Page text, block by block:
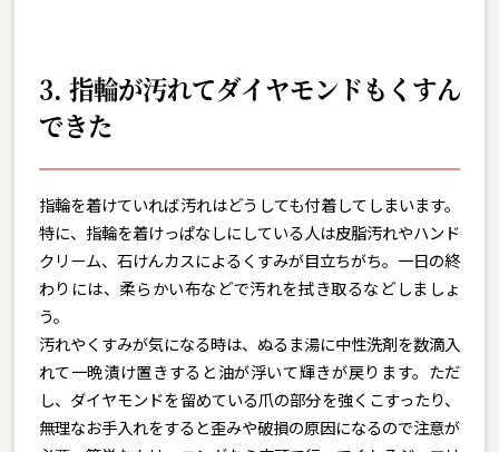
3. 指輪が汚れてダイヤモンドもくすん
できた
指輪を着けていれば汚れはどうしても付着してしまいます。
特に、指輪を着けっぱなしにしている人は皮脂汚れやハンド
クリーム、石けんカスによるくすみが目立ちがち。一日の終
わりには、柔らかい布などで汚れを拭き取るなどしましょ
う。
汚れやくすみが気になる時は、ぬるま湯に中性洗剤を数滴入
れて一晩漬け置きすると油が浮いて輝きが戻ります。ただ
し、ダイヤモンドを留めている爪の部分を強くこすったり、
無理なお手入れをすると歪みや破損の原因になるので注意が